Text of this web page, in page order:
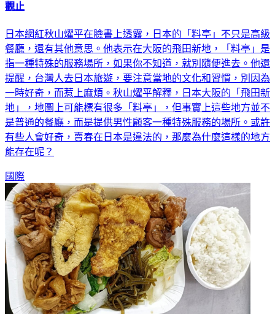
觀止
日本網紅秋山燿平在臉書上透露，日本的「料亭」不只是高級
餐廳，還有其他意思。他表示在大阪的飛田新地，「料亭」是
指一種特殊的服務場所，如果你不知道，就別隨便進去。他還
提醒，台灣人去日本旅遊，要注意當地的文化和習慣，別因為
一時好奇，而惹上麻煩。秋山燿平解釋，日本大阪的「飛田新
地」，地圖上可能標有很多「料亭」，但事實上這些地方並不
是普通的餐廳，而是提供男性顧客一種特殊服務的場所。或許
有些人會好奇，賣春在日本是違法的，那麼為什麼這樣的地方
能存在呢？
國際